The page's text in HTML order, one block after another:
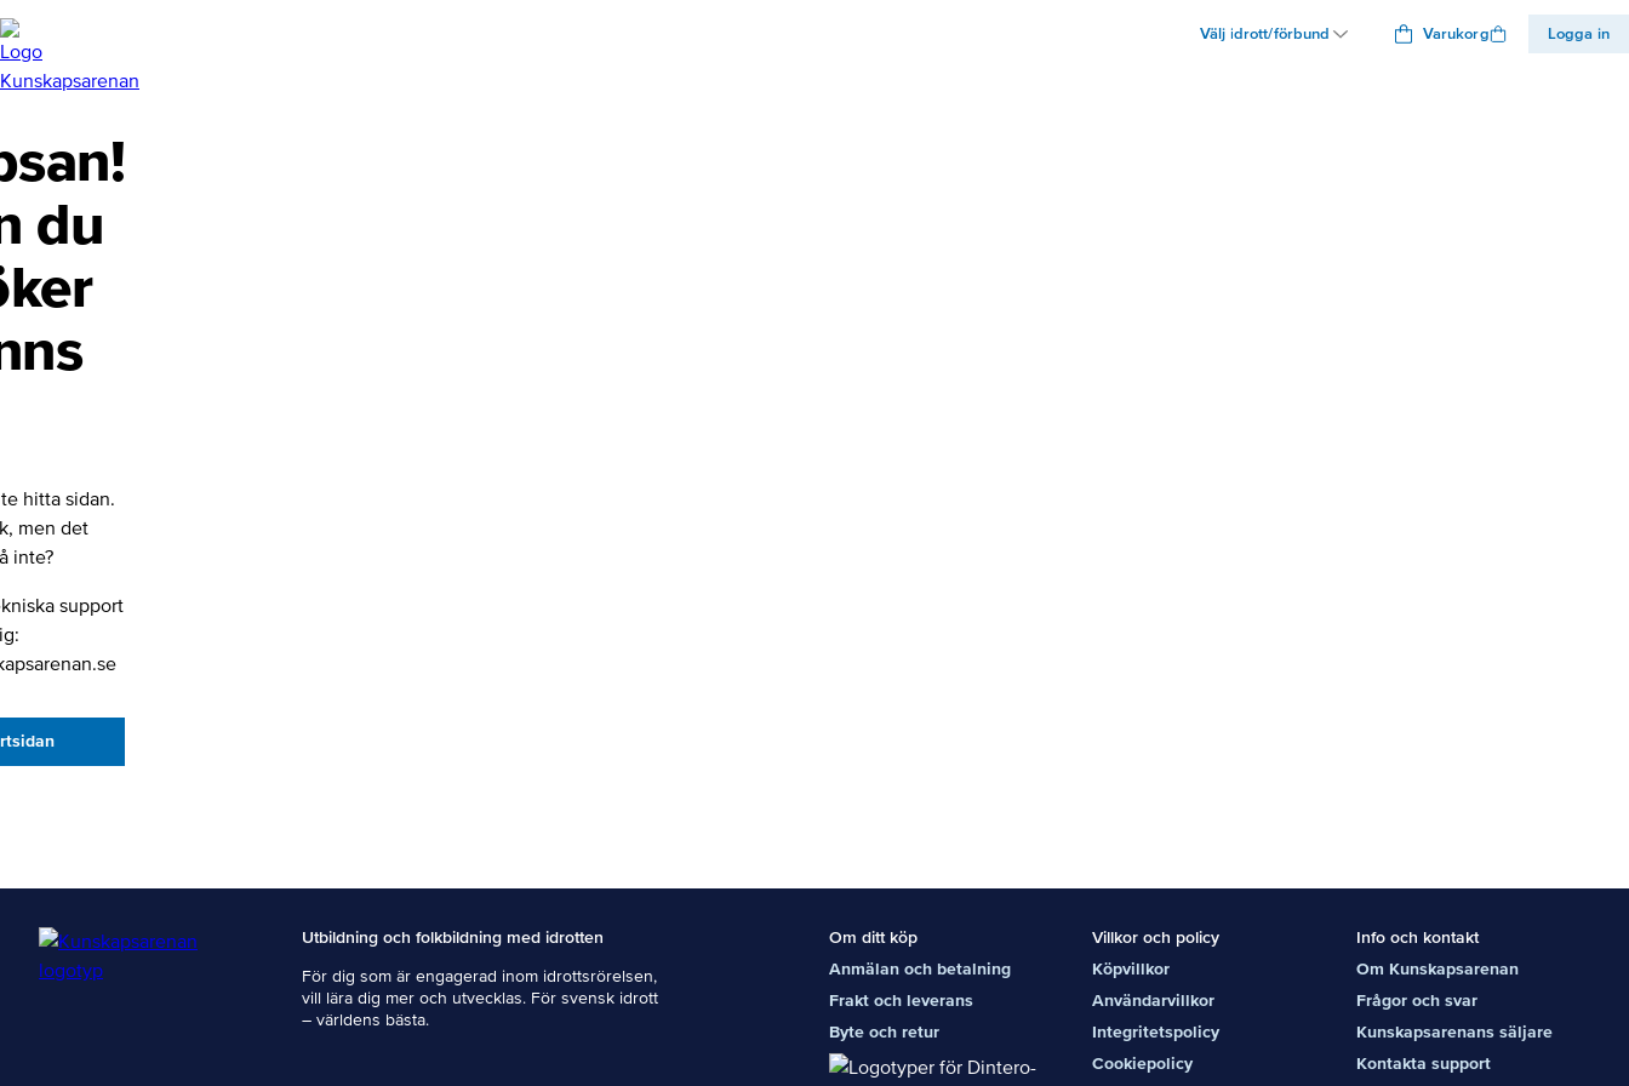
Välj idrott/förbund Varukorg Logga in
du
hitta sidan.
men det
inte?
support
Utbildning och folkbildning med idrotten
För dig som är engagerad inom idrottsrörelsen,
vill lära dig mer och utvecklas. För svensk idrott
– världens bästa.
Om ditt köp
Anmälan och betalning
Frakt och leverans
Byte och retur
Villkor och policy
Köpvillkor
Användarvillkor
Integritetspolicy
Cookiepolicy
Info och kontakt
Om Kunskapsarenan
Frågor och svar
Kunskapsarenans säljare
Kontakta support